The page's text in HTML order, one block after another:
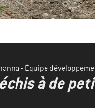
- Équipe
à de